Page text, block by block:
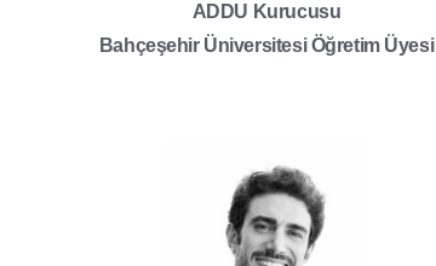
ADDU Kurucusu
Bahçeşehir Üniversitesi Öğretim Üyesi